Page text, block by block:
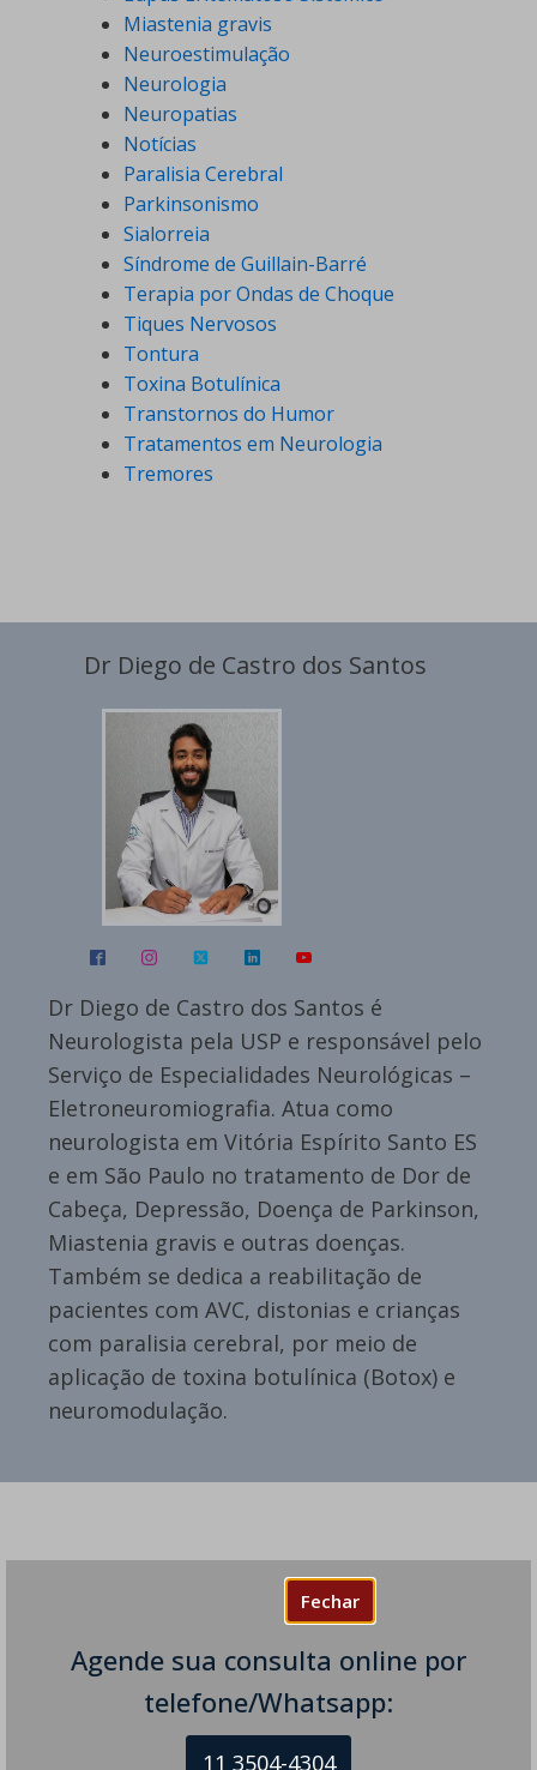
Fechar
Agende sua consulta online por
telefone/Whatsapp:
11 3504-4304
Miastenia gravis
Neuroestimulação
Neurologia
Neuropatias
Notícias
Paralisia Cerebral
Parkinsonismo
Sialorreia
Síndrome de Guillain-Barré
Terapia por Ondas de Choque
Tiques Nervosos
Tontura
Toxina Botulínica
Transtornos do Humor
Tratamentos em Neurologia
Tremores
Dr Diego de Castro dos Santos
Dr Diego de Castro dos Santos é
Neurologista pela USP e responsável pelo
Serviço de Especialidades Neurológicas –
Eletroneuromiografia. Atua como
neurologista em Vitória Espírito Santo ES
e em São Paulo no tratamento de Dor de
Cabeça, Depressão, Doença de Parkinson,
Miastenia gravis e outras doenças.
Também se dedica a reabilitação de
pacientes com AVC, distonias e crianças
com paralisia cerebral, por meio de
aplicação de toxina botulínica (Botox) e
neuromodulação.
Dúvidas? Sugestões?
Deixe um comentário
O seu endereço de e-mail não será publicado.